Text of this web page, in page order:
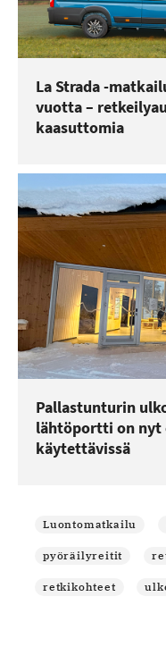
La Strada -
vuotta –
kaasuttomia
Pallastunturin
lähtöportti on nyt
käytettävissä
Luontomatkailu
pyöräilyreitit
retkikohteet